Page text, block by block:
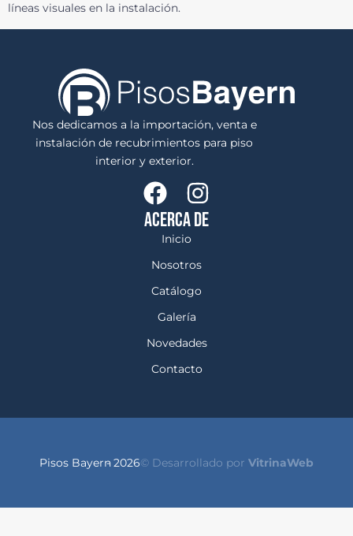
líneas visuales en la instalación.
Nos dedicamos a la importación, venta e
instalación de recubrimientos para piso
interior y exterior.
ACERCA DE
Inicio
Nosotros
Catálogo
Galería
Novedades
Contacto
Pisos Bayern- 2026© Desarrollado por VitrinaWeb